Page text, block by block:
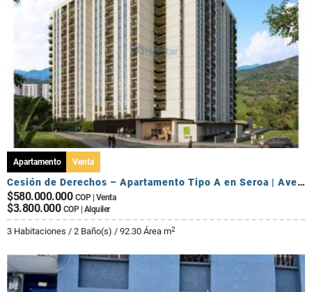
Apartamento Venta
Cesión de Derechos – Apartamento Tipo A en Seroa | Avenida Centenario
$580.000.000 COP | Venta
$3.800.000 COP | Alquiler
3 Habitaciones / 2 Baño(s) / 92.30 Área m2